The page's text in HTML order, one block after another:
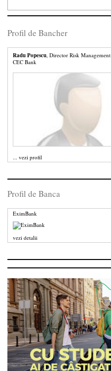
Profil de Bancher
Radu Popescu, Director Risk Management
CEC Bank
... vezi profil
Profil de Banca
EximBank
vezi detalii